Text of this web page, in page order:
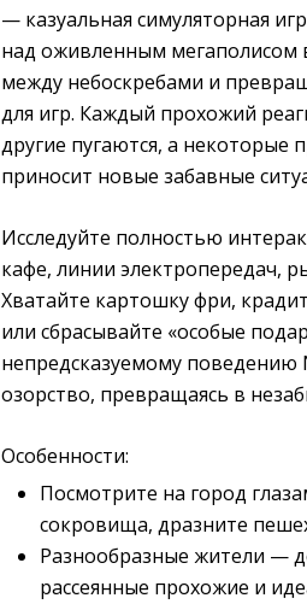
— казуальная симуляторная
над оживленным мегаполисом
между небоскребами и
для игр. Каждый прохожий
другие пугаются, а некоторые
приносит новые забавные
Исследуйте полностью
кафе, линии электропередач,
Хватайте картошку фри,
или сбрасывайте «особые
непредсказуемому поведению
озорство, превращаясь в
Особенности:
Посмотрите на город
сокровища, дразните
Разнообразные жители —
рассеянные прохожие и